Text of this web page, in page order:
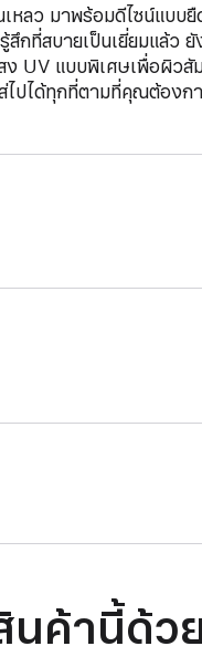
ลว มาพร้อมดีไซน์แบบ
กที่สบายเป็นเยี่ยมแล้ว
ง UV แบบพิเศษเพื่อผิว
ไปได้ทุกที่ตามที่คุณต้องก
ค้านี้ด้ว